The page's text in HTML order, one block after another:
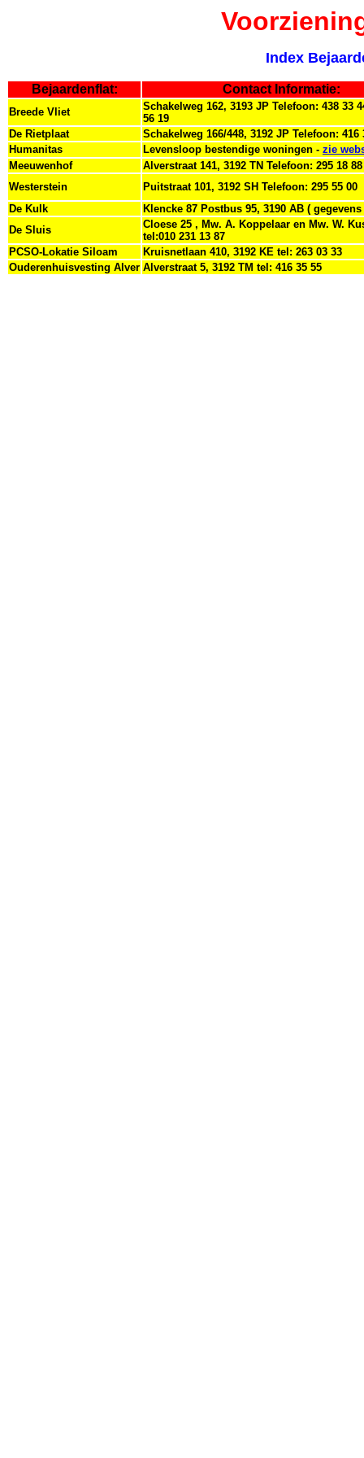
Index
Bejaardenflat: Contact Informatie:
Breede Vliet
Schakelweg 162, 3193 JP Telefoon: 438 33
56 19
De Rietplaat
Schakelweg 166/448, 3192 JP Telefoon: 416
Humanitas
Levensloop bestendige woningen - zie
Meeuwenhof
Alverstraat 141, 3192 TN Telefoon: 295 18 88
Westerstein
Puitstraat 101, 3192 SH Telefoon: 295 55 00
De Kulk
Klencke 87 Postbus 95, 3190 AB (
De Sluis
Cloese 25 , Mw. A. Koppelaar en Mw. W.
tel:010 231 13 87
PCSO-Lokatie Siloam
Kruisnetlaan 410, 3192 KE tel: 263 03 33
Ouderenhuisvesting Alver Alverstraat 5, 3192 TM tel: 416 35 55